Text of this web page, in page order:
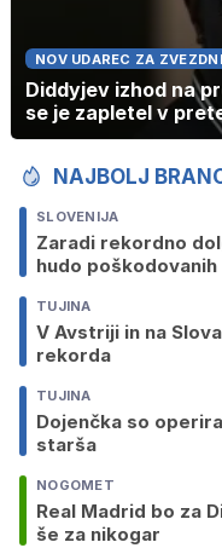
NOV UDAREC ZA
Diddyjev izhod na
se je zapletel v
NAJBOLJ
SLOVENIJA
Zaradi rekordno
hudo poškodovanih
TUJINA
V Avstriji in na
rekorda
TUJINA
Dojenčka so
starša
NOGOMET
Real Madrid bo za
še za nikogar